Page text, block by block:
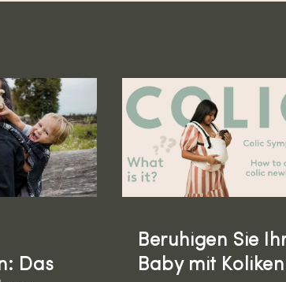
Das
Beruhigen Sie
Baby mit Koliken